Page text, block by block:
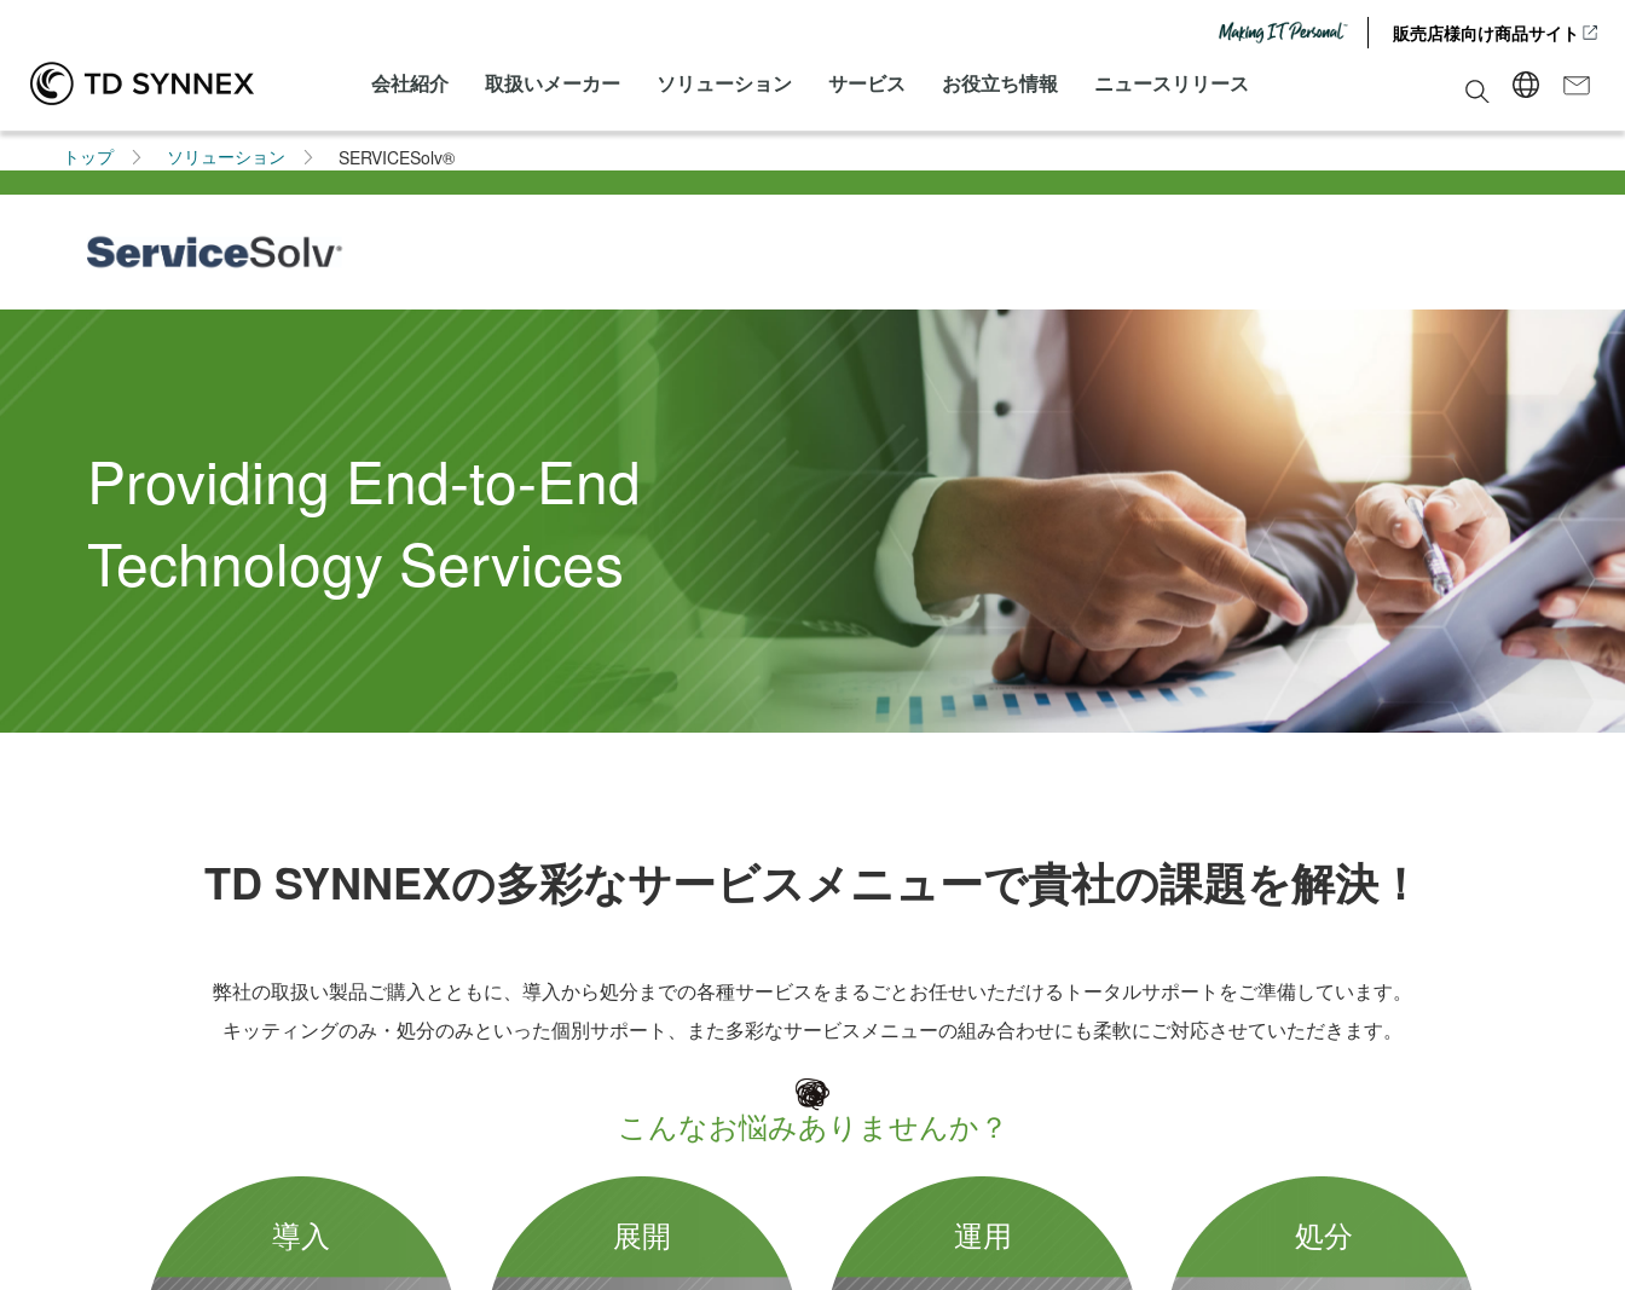
販売店様向け商品サイト
会社紹介 取扱いメーカー ソリューション サービス お役立ち情報 ニュースリリース
トップ ソリューション SERVICESolv®
SERVICE
Providing End-to-End
Technology Services
TD SYNNEXの多彩なサービスメニューで貴社の課題を解決！
弊社の取扱い製品ご購入とともに、導入から処分までの各種サービスをまるごとお任せいただけるトータルサポートをご準備しています。
キッティングのみ・処分のみといった個別サポート、また多彩なサービスメニューの組み合わせにも柔軟にご対応させていただきます。
こんなお悩みありませんか？
導入 展開 運用 処分